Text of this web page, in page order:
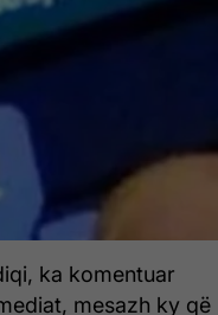
ka komentuar
mesazh ky që